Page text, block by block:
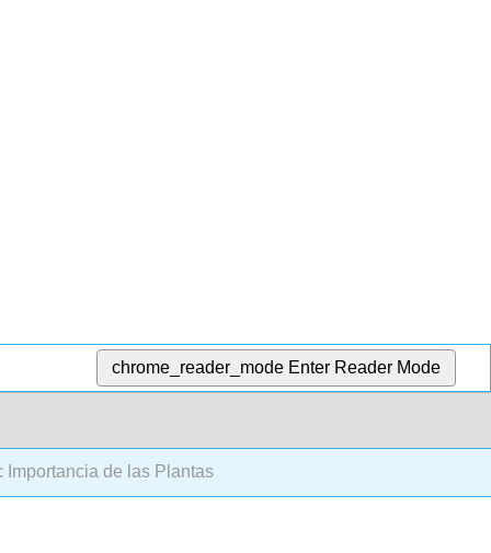
chrome_reader_mode Enter Reader Mode
Importancia de las Plantas